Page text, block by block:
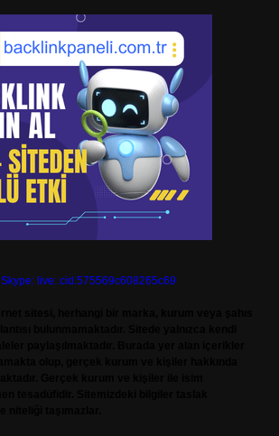
Skype: live:.cid.575569c608265c69